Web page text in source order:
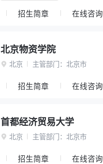
招生简章 在线咨询
北京物资学院
 北京 主管部门： 北京市
招生简章 在线咨询
首都经济贸易大学
 北京 主管部门： 北京市
招生简章 在线咨询